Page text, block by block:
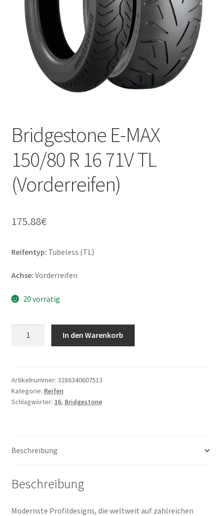
Bridgestone E-MAX
150/80 R 16 71V TL
(Vorderreifen)
175.88€
Reifentyp: Tubeless (TL)
Achse: Vorderreifen
20 vorrätig
R
16
71V
In den Warenkorb
Artikelnummer: 3286340607513
Kategorie: Reifen
Schlagwörter: 16, Bridgestone
Beschreibung
Beschreibung
Modernste Profildesigns, die weltweit auf zahlreichen